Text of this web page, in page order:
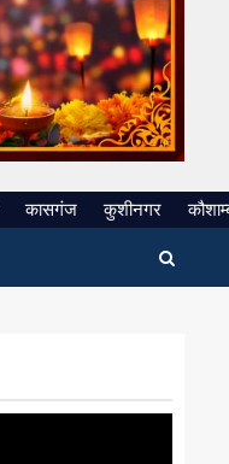
कासगंज कुशीनगर